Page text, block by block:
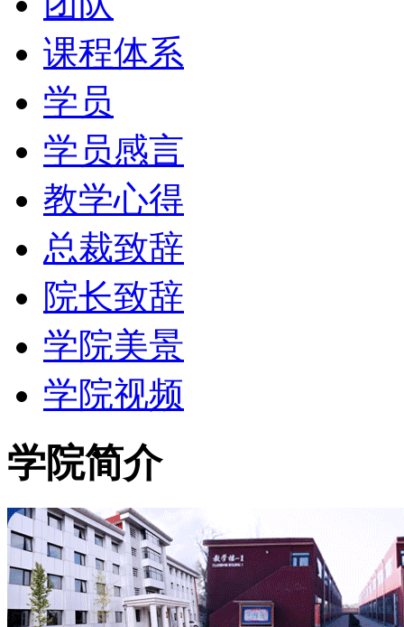
课程体系
学员
学员感言
教学心得
总裁致辞
院长致辞
学院美景
学院视频
学院简介